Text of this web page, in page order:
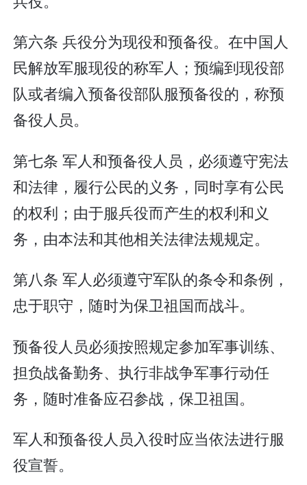
第六条 兵役分为现役和预备役。在中国人
民解放军服现役的称军人；预编到现役部
队或者编入预备役部队服预备役的，称预
备役人员。
第七条 军人和预备役人员，必须遵守宪法
和法律，履行公民的义务，同时享有公民
的权利；由于服兵役而产生的权利和义
务，由本法和其他相关法律法规规定。
第八条 军人必须遵守军队的条令和条例，
忠于职守，随时为保卫祖国而战斗。
预备役人员必须按照规定参加军事训练、
担负战备勤务、执行非战争军事行动任
务，随时准备应召参战，保卫祖国。
军人和预备役人员入役时应当依法进行服
役宣誓。